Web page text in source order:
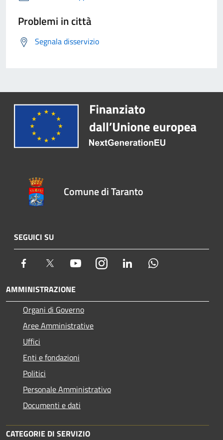
Problemi in città
Segnala disservizio
Comune di Taranto
SEGUICI SU
Facebook Twitter YoutubeInstagram LinkedIn
AMMINISTRAZIONE
Organi di Governo
Aree Amministrative
Uffici
Enti e fondazioni
Politici
Personale Amministrativo
Documenti e dati
CATEGORIE DI SERVIZIO